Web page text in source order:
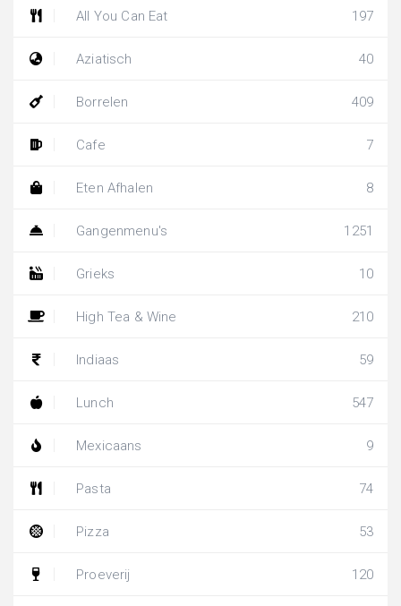
All You Can Eat 197
Aziatisch 40
Borrelen 409
Cafe 7
Eten Afhalen 8
Gangenmenu's 1251
Grieks 10
High Tea & Wine 210
Indiaas 59
Lunch 547
Mexicaans 9
Pasta 74
Pizza 53
Proeverij 120